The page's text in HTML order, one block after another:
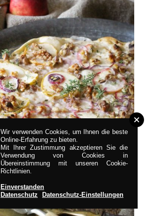
Wir verwenden Cookies, um Ihnen die beste
Online-Erfahrung zu bieten.
Mit Ihrer Zustimmung akzeptieren Sie die
Verwendung von Cookies in
Übereinstimmung mit unseren Cookie-
Richtlinien.
Einverstanden
Datenschutz
Datenschutz-Einstellungen